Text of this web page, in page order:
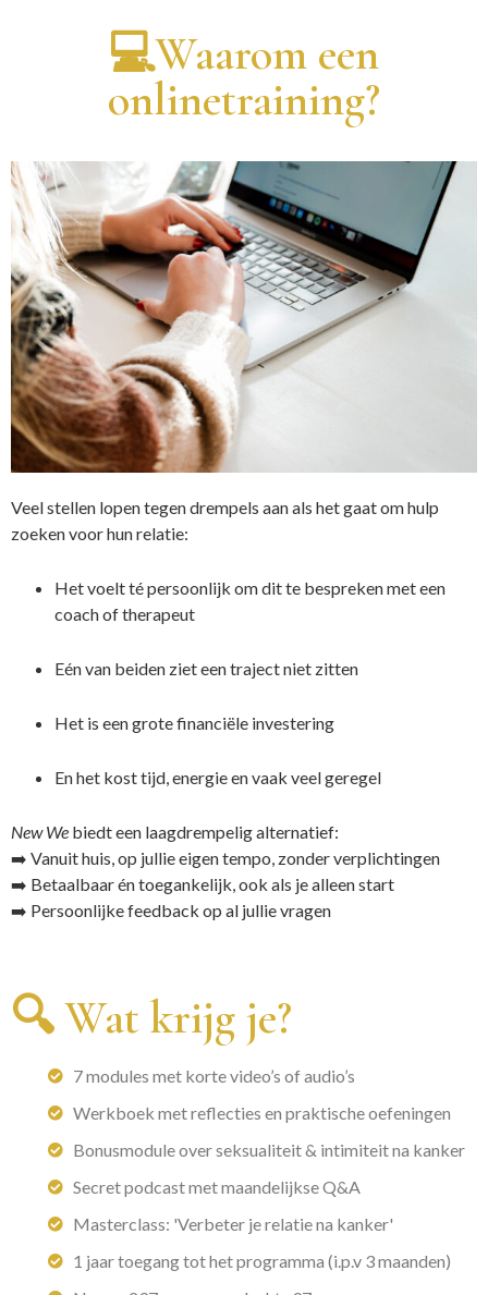
💻Waarom een
onlinetraining?
Veel stellen lopen tegen drempels aan als het gaat om hulp
zoeken voor hun relatie:
Het voelt té persoonlijk om dit te bespreken met een
coach of therapeut
Eén van beiden ziet een traject niet zitten
Het is een grote financiële investering
En het kost tijd, energie en vaak veel geregel
New We biedt een laagdrempelig alternatief:
➡️ Vanuit huis, op jullie eigen tempo, zonder verplichtingen
➡️ Betaalbaar én toegankelijk, ook als je alleen start
➡️ Persoonlijke feedback op al jullie vragen
🔍 Wat krijg je?
7 modules met korte video’s of audio’s
Werkboek met reflecties en praktische oefeningen
Bonusmodule over seksualiteit & intimiteit na kanker
Secret podcast met maandelijkse Q&A
Masterclass: 'Verbeter je relatie na kanker'
1 jaar toegang tot het programma (i.p.v 3 maanden)